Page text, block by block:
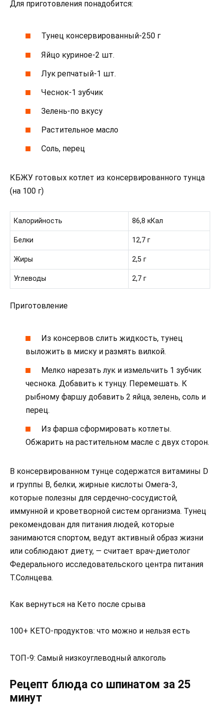
Для приготовления понадобится:
Тунец консервированный-250 г
Яйцо куриное-2 шт.
Лук репчатый-1 шт.
Чеснок-1 зубчик
Зелень-по вкусу
Растительное масло
Соль, перец
КБЖУ готовых котлет из консервированного тунца
(на 100 г)
Калорийность 86,8 кКал
Белки 12,7 г
Жиры 2,5 г
Углеводы 2,7 г
Приготовление
Из консервов слить жидкость, тунец
выложить в миску и размять вилкой.
Мелко нарезать лук и измельчить 1 зубчик
чеснока. Добавить к тунцу. Перемешать. К
рыбному фаршу добавить 2 яйца, зелень, соль и
перец.
Из фарша сформировать котлеты.
Обжарить на растительном масле с двух сторон.
В консервированном тунце содержатся витамины D
и группы В, белки, жирные кислоты Омега-3,
которые полезны для сердечно-сосудистой,
иммунной и кроветворной систем организма. Тунец
рекомендован для питания людей, которые
занимаются спортом, ведут активный образ жизни
или соблюдают диету, — считает врач-диетолог
Федерального исследовательского центра питания
Т.Солнцева.
Как вернуться на Кето после срыва
100+ КЕТО-продуктов: что можно и нельзя есть
ТОП-9: Самый низкоуглеводный алкоголь
Рецепт блюда со шпинатом за 25
минут